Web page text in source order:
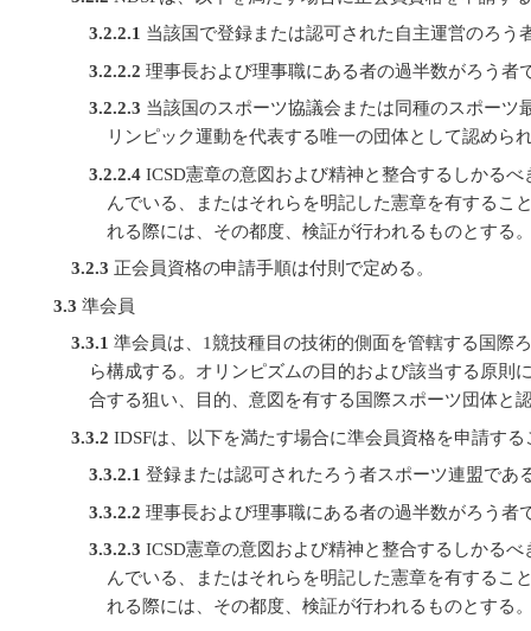
3.2.2.1 当該国で登録または認可された自主運営のろう
3.2.2.2 理事長および理事職にある者の過半数がろう者
3.2.2.3 当該国のスポーツ協議会または同種のスポーツ
リンピック運動を代表する唯一の団体として認めら
3.2.2.4 ICSD憲章の意図および精神と整合するしかる
んでいる、またはそれらを明記した憲章を有するこ
れる際には、その都度、検証が行われるものとする
3.2.3 正会員資格の申請手順は付則で定める。
3.3 準会員
3.3.1 準会員は、1競技種目の技術的側面を管轄する国際
ら構成する。オリンピズムの目的および該当する原則
合する狙い、目的、意図を有する国際スポーツ団体と
3.3.2 IDSFは、以下を満たす場合に準会員資格を申請す
3.3.2.1 登録または認可されたろう者スポーツ連盟であ
3.3.2.2 理事長および理事職にある者の過半数がろう者
3.3.2.3 ICSD憲章の意図および精神と整合するしかる
んでいる、またはそれらを明記した憲章を有するこ
れる際には、その都度、検証が行われるものとする